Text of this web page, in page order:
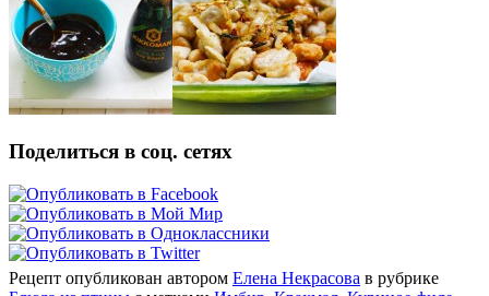
Поделиться в соц. сетях
Рецепт опубликован автором Елена Некрасова в рубрике